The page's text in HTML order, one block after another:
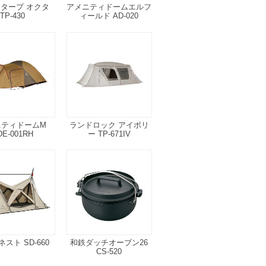
ープ オクタ
TP-430
アメニティドームエルフ
ィールド AD-020
ィドームM
001RH
ランドロック アイボリ
ー TP-671IV
スト SD-660
和鉄ダッチオーブン26
CS-520